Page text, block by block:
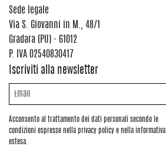
Sede legale
Via S. Giovanni in M., 48/1
Gradara (PU) - 61012
P. IVA 02540830417
Iscriviti alla newsletter
Acconsento al trattamento dei dati personali secondo le
condizioni espresse nella privacy policy e nella informativa
estesa.